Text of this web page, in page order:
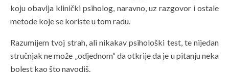
koju obavlja klinički psiholog, naravno, uz razgovor i ostale
metode koje se koriste u tom radu.
Razumijem tvoj strah, ali nikakav psihološki test, te nijedan
stručnjak ne može „odjednom“ da otkrije da je u pitanju neka
bolest kao što navodiš.